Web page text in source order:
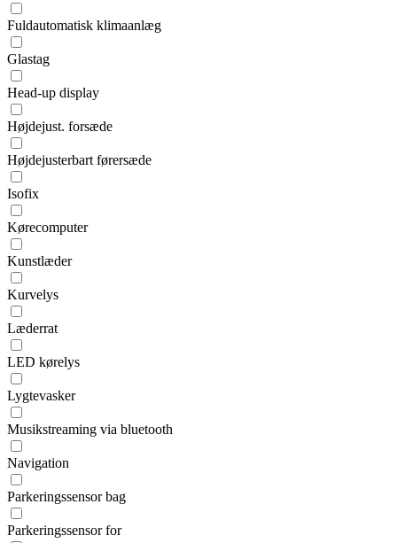
Fuldautomatisk klimaanlæg
Glastag
Head-up display
Højdejust. forsæde
Højdejusterbart førersæde
Isofix
Kørecomputer
Kunstlæder
Kurvelys
Læderrat
LED kørelys
Lygtevasker
Musikstreaming via bluetooth
Navigation
Parkeringssensor bag
Parkeringssensor for